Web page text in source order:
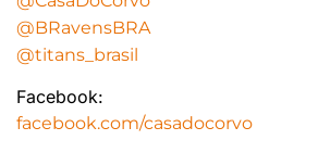
@BRavensBRA
@titans_brasil
Facebook:
facebook.com/casadocorvo